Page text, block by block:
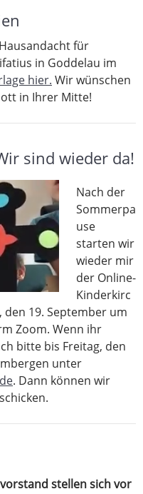
für
in Goddelau im
hier. Wir wünschen
in Ihrer Mitte!
sind wieder da!
Nach der
Sommerpa
use
starten wir
wieder mir
der Online-
Kinderkirc
19. September um
Zoom. Wenn ihr
bitte bis Freitag, den
unter
. Dann können wir
stellen sich vor